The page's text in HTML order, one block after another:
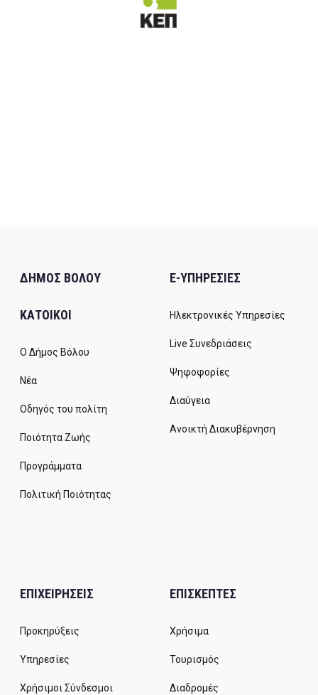
ΔΗΜΟΣ ΒΟΛΟΥ
ΚΑΤΟΙΚΟΙ
Ο Δήμος Βόλου
Νέα
Οδηγός του πολίτη
Ποιότητα Ζωής
Προγράμματα
Πολιτική Ποιότητας
E-ΥΠΗΡΕΣΙΕΣ
Ηλεκτρονικές Υπηρεσίες
Live Συνεδριάσεις
Ψηφοφορίες
Διαύγεια
Ανοικτή Διακυβέρνηση
ΕΠΙΧΕΙΡΗΣΕΙΣ
Προκηρύξεις
Υπηρεσίες
Χρήσιμοι Σύνδεσμοι
ΕΠΙΣΚΕΠΤΕΣ
Χρήσιμα
Τουρισμός
Διαδρομές